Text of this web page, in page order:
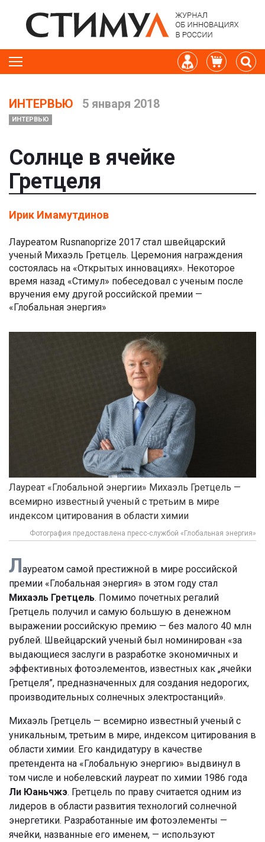
ИНТЕРВЬЮ 5 января 2018
ИНТЕРВЬЮ
Солнце в ячейке
Гретцеля
Ирик Имамутдинов
Лауреатом Rusnanoprize 2017 стал швейцарский
ученый Михаэль Гретцель. Церемония награждения
состоялась на «Открытых инновациях». Некоторое
время назад «Стимул» побеседовал с ученым после
вручения ему другой российской премии —
«Глобальная энергия»
Лауреат «Глобальной энергии» Михаэль Гретцель —
всемирно известный ученый с третьим в мире
индексом цитирования в области химии
Фотография предоставлена пресс-службой «Глобальная энергия»
Лауреатом самой престижной в мире российской
премии «Глобальная энергия» в этом году стал
Михаэль Гретцель. Помимо почетных регалий
Гретцель получил и самую большую в денежном
выражении российскую премию — без малого 40 млн
рублей. Швейцарский ученый был номинирован «за
выдающиеся заслуги в разработке экономичных и
эффективных фотоэлементов, известных как „ячейки
Гретцеля”, предназначенных для создания недорогих,
производительных солнечных электростанций».
Михаэль Гретцель — всемирно известный ученый с
уникальным, третьим в мире, индексом цитирования в
области химии. Его кандидатуру в качестве
претендента на «Глобальную энергию» выдвинул в
том числе и нобелевский лауреат по химии 1986 года
Ли Юаньчжэ. Гретцель по праву считается одним из
лидеров в области развития технологий солнечной
энергетики. Разработанные им фотоэлементы —
ячейки, названные его именем, — используют